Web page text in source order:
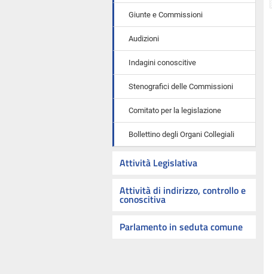
Giunte e Commissioni
Audizioni
Indagini conoscitive
Stenografici delle Commissioni
Comitato per la legislazione
Bollettino degli Organi Collegiali
Attività Legislativa
Attività di indirizzo, controllo e
conoscitiva
Parlamento in seduta comune